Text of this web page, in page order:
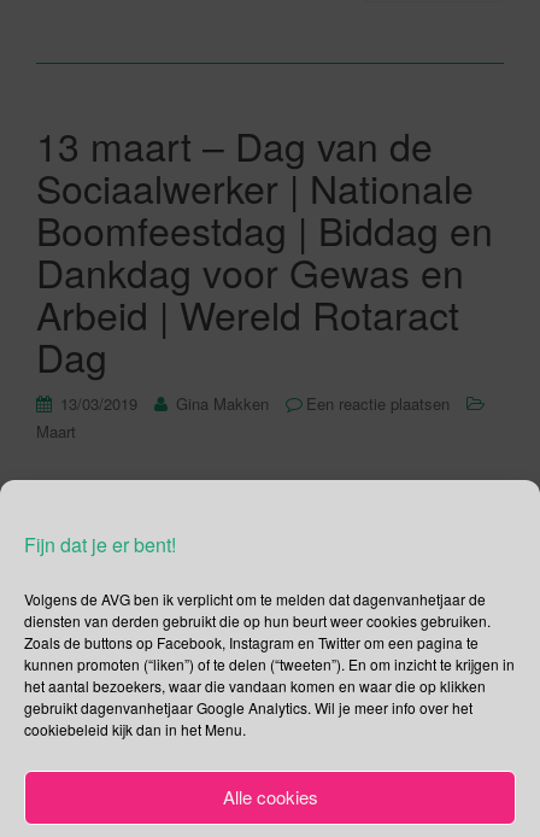
Fijn dat je er bent!
Volgens de AVG ben ik verplicht om te melden dat dagenvanhetjaar de
diensten van derden gebruikt die op hun beurt weer cookies gebruiken.
Zoals de buttons op Facebook, Instagram en Twitter om een pagina te
kunnen promoten (“liken”) of te delen (“tweeten”). En om inzicht te krijgen in
het aantal bezoekers, waar die vandaan komen en waar die op klikken
gebruikt dagenvanhetjaar Google Analytics. Wil je meer info over het
cookiebeleid kijk dan in het Menu.
Alle cookies
13 maart – Dag van de
Sociaalwerker | Nationale
Boomfeestdag | Biddag en
Dankdag voor Gewas en
Arbeid | Wereld Rotaract
Dag
13/03/2019 Gina Makken
Een reactie plaatsen
Maart
sociaalwerker. Maar de organisatie houdt de deuren ook
gemeenten, zorginstellingen en welzijnsorganisaties. Dag
van de Sociaalwerker is echt een dag voor en door sociaal
werkers, een dag met […]